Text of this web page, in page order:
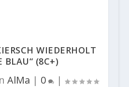
WIEDERHOLT
BLAU“ (8C+)
AlMa | 0 |